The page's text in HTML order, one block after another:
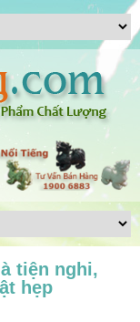
tiện nghi,
hẹp